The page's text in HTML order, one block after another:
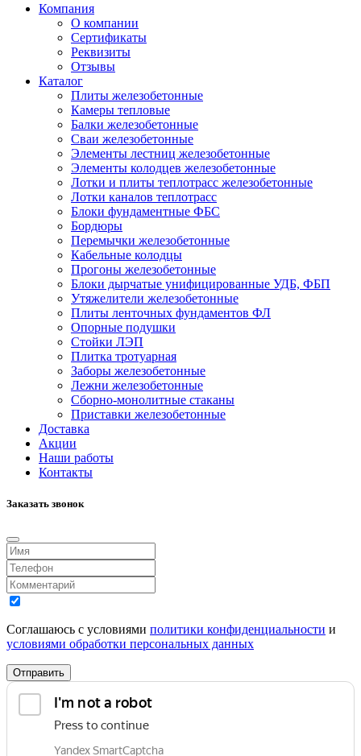
Компания
О компании
Сертификаты
Реквизиты
Отзывы
Каталог
Плиты железобетонные
Камеры тепловые
Балки железобетонные
Сваи железобетонные
Элементы лестниц железобетонные
Элементы колодцев железобетонные
Лотки и плиты теплотрасс железобетонные
Лотки каналов теплотрасс
Блоки фундаментные ФБС
Бордюры
Перемычки железобетонные
Кабельные колодцы
Прогоны железобетонные
Блоки дырчатые унифицированные УДБ, ФБП
Утяжелители железобетонные
Плиты ленточных фундаментов ФЛ
Опорные подушки
Стойки ЛЭП
Плитка тротуарная
Заборы железобетонные
Лежни железобетонные
Сборно-монолитные стаканы
Приставки железобетонные
Доставка
Акции
Наши работы
Контакты
Заказать звонок
Соглашаюсь с условиями политики конфиденциальности и
условиями обработки персональных данных
Отправить